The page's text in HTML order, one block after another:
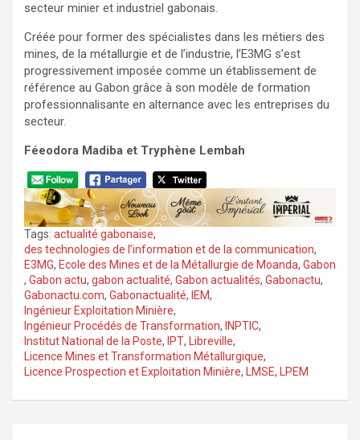
secteur minier et industriel gabonais.
Créée pour former des spécialistes dans les métiers des
mines, de la métallurgie et de l’industrie, l’E3MG s’est
progressivement imposée comme un établissement de
référence au Gabon grâce à son modèle de formation
professionnalisante en alternance avec les entreprises du
secteur.
Féeodora Madiba et Tryphène Lembah
Tags: actualité gabonaise,
des technologies de l’information et de la communication,
E3MG, Ecole des Mines et de la Métallurgie de Moanda, Gabon
, Gabon actu, gabon actualité, Gabon actualités, Gabonactu,
Gabonactu.com, Gabonactualité, IEM,
Ingénieur Exploitation Minière,
Ingénieur Procédés de Transformation, INPTIC,
Institut National de la Poste, IPT, Libreville,
Licence Mines et Transformation Métallurgique,
Licence Prospection et Exploitation Minière, LMSE, LPEM